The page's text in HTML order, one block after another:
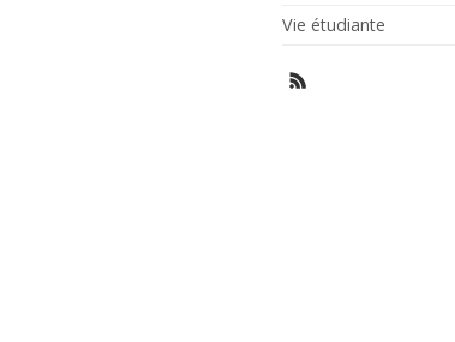
Vie étudiante